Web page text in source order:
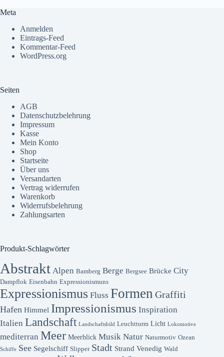
Meta
Anmelden
Eintrags-Feed
Kommentar-Feed
WordPress.org
Seiten
AGB
Datenschutzbelehrung
Impressum
Kasse
Mein Konto
Shop
Startseite
Über uns
Versandarten
Vertrag widerrufen
Warenkorb
Widerrufsbelehrung
Zahlungsarten
Produkt-Schlagwörter
Abstrakt Alpen Bamberg Berge Bergsee Brücke City
Dampflok Eisenbahn Expressionismuns
Expressionismus Fluss Formen Graffiti
Hafen Himmel Impressionismus Inspiration
Italien Landschaft Landschaftsbild Leuchtturm Licht Lokomotive
mediterran Meer Meerblick Musik Natur Naturmotiv Ozean
Schiffe See Segelschiff Slipper Stadt Strand Venedig Wald